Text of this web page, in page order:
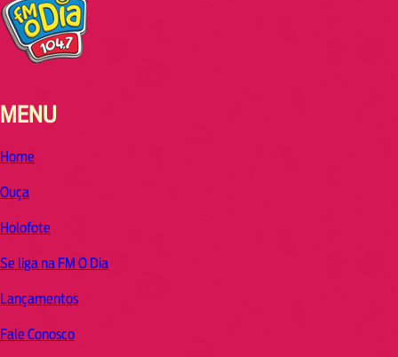
MENU
Home
Ouça
Holofote
Se liga na FM O Dia
Lançamentos
Fale Conosco